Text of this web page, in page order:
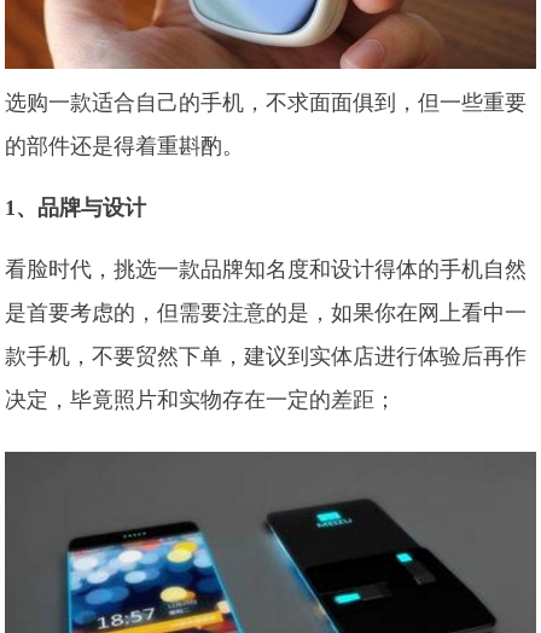
选购一款适合自己的手机，不求面面俱到，但一些重要
的部件还是得着重斟酌。
1、品牌与设计
看脸时代，挑选一款品牌知名度和设计得体的手机自然
是首要考虑的，但需要注意的是，如果你在网上看中一
款手机，不要贸然下单，建议到实体店进行体验后再作
决定，毕竟照片和实物存在一定的差距；